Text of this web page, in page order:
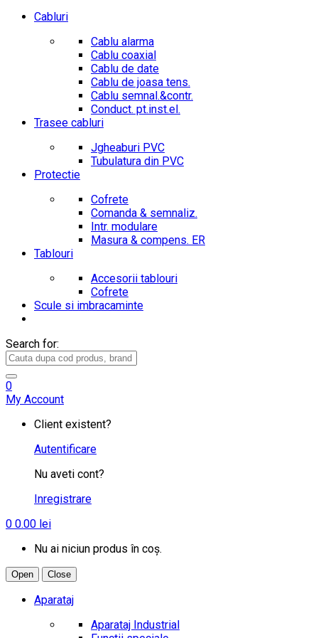
Cabluri
Cablu alarma
Cablu coaxial
Cablu de date
Cablu de joasa tens.
Cablu semnal.&contr.
Conduct. pt.inst.el.
Trasee cabluri
Jgheaburi PVC
Tubulatura din PVC
Protectie
Cofrete
Comanda & semnaliz.
Intr. modulare
Masura & compens. ER
Tablouri
Accesorii tablouri
Cofrete
Scule si imbracaminte
Search for:
0
My Account
Client existent?
Autentificare
Nu aveti cont?
Inregistrare
0 0.00 lei
Nu ai niciun produs în coș.
Open Close
Aparataj
Aparataj Industrial